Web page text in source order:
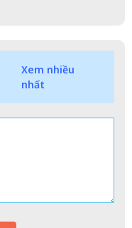
Xem nhiều
nhất